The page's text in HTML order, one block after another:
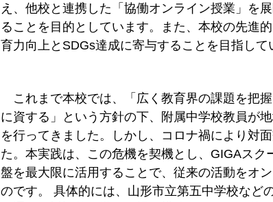
え、他校と連携した「協働オンライン授業」を
ることを目的としています。また、本校の先進
育力向上とSDGs達成に寄与することを目指して
これまで本校では、「広く教育界の課題を把
に資する」という方針の下、附属中学校教員が
を行ってきました。しかし、コロナ禍により対
た。本実践は、この危機を契機とし、GIGAス
盤を最大限に活用することで、従来の活動をオ
のです。 具体的には、山形市立第五中学校など